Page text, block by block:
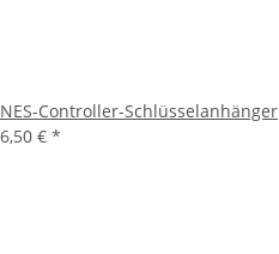
NES-Controller-Schlüsselanhänger
6,50 € *